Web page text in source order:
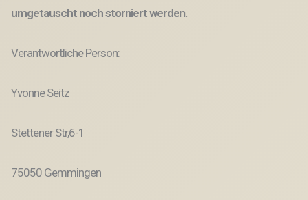
umgetauscht noch storniert werden.
Verantwortliche Person:
Yvonne Seitz
Stettener Str,6-1
75050 Gemmingen